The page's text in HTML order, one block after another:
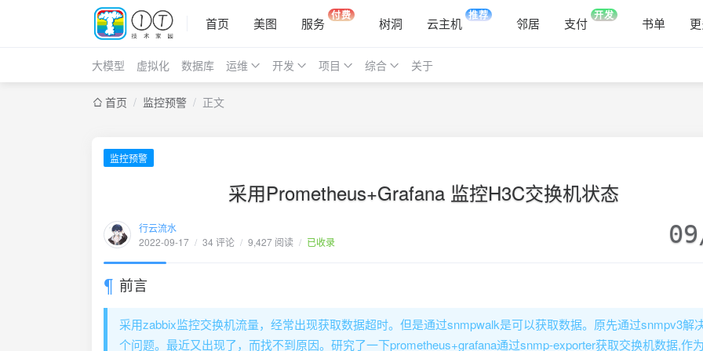
首页 美图 服务 付费 树洞 云主机 推荐 邻居 支付 开发 书单
大模型 虚拟化 数据库 运维 开发 项目 综合 关于
首页 / 监控预警 / 正文
监控预警
采用Prometheus+Grafana 监控H3C交换机状态
行云流水
2022-09-17 / 34 评论 / 9,427 阅读 / 已收录
前言
采用zabbix监控交换机流量，经常出现获取数据超时。但是通过snmpwalk是可以获取数据。原先通过snmpv3解
个问题。最近又出现了，而找不到原因。研究了一下prometheus+grafana通过snmp-exporter获取交换机数据,作